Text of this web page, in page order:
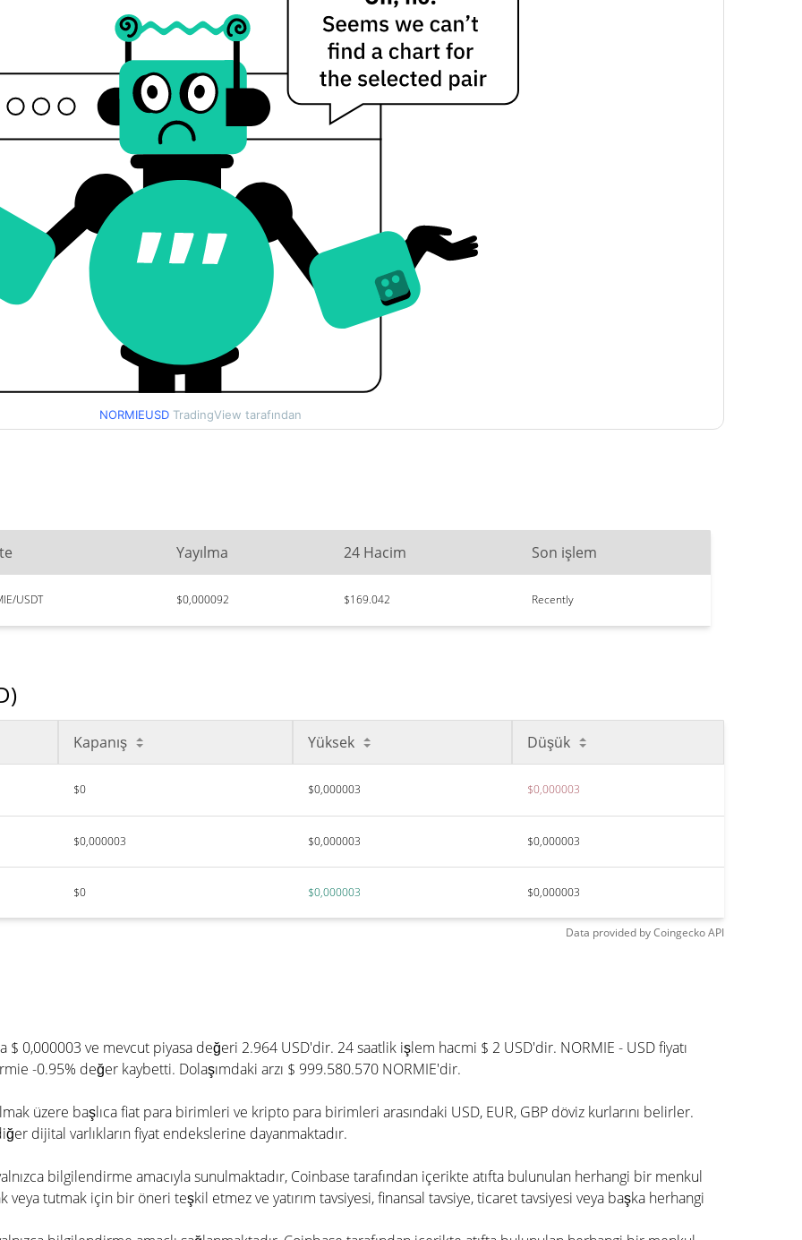
NORMIEUSD TradingView tarafından
Yayılma 24 Hacim Son işlem
USDT $0,000092 $169.042 Recently
Kapanış Yüksek Düşük
$0 $0,000003 $0,000003
$0,000003 $0,000003 $0,000003
$0 $0,000003 $0,000003
Data provided byCoingeckoAPI
$ 0,000003 ve mevcut piyasa değeri 2.964 USD'dir. 24 saatlik işlem hacmi $ 2 USD'dir. NORMIE - USD fiyatı
-0.95% değer kaybetti. Dolaşımdaki arzı $ 999.580.570 NORMIE'dir.
üzere başlıca fiat para birimleri ve kripto para birimleri arasındaki USD, EUR, GBP döviz kurlarını belirler.
dijital varlıkların fiyat endekslerine dayanmaktadır.
bilgilendirme amacıyla sunulmaktadır, Coinbase tarafından içerikte atıfta bulunulan herhangi bir menkul
veya tutmak için bir öneri teşkil etmez ve yatırım tavsiyesi, finansal tavsiye, ticaret tavsiyesi veya başka herhangi